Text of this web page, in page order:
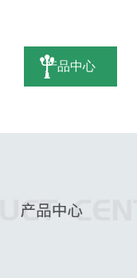
产品中心